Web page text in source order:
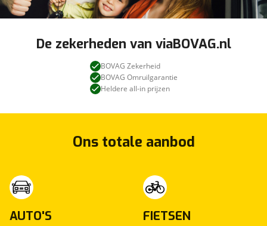
De zekerheden van viaBOVAG.nl
BOVAG Zekerheid
BOVAG Omruilgarantie
Heldere all-in prijzen
Ons totale aanbod
AUTO'S FIETSEN